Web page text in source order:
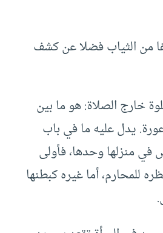
من الثياب فضلا عن كشف
خارج الصلاة: هو ما بين
يدل عليه ما في باب
في منزلها وحدها، فأولى
للمحارم، أما غيره كبطنها